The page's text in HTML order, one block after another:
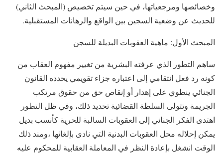
وخصائصها ومرجعياتها، في حين سيتم تخصيص (المبحث الثاني)
للحديث عن وضعية السجين بين الواقع والرهانات المستقبلية.
المبحث الأول: ماهية العقوبات البديلة للسجن
ساهم التطور الذي عرفته البشرية من تغيير مفهوم العقاب من
كونه رد فعل انتقامي إلى اعتباره جزاء تقويمي يحدده القانون
الجنائي ينطوي على إهدار أو إنقاص حق من حقوق مرتكب
الجريمة وتتولى السلطة القضائية تحديد ذلك، وفي ظل التطور
اهتدى الفكر الجنائي إلى العقوبات السالبة للحرية كأنسب بديل
يمكن إحلاله محل العقوبات البدنية التي نادى بإلغائها ،ومند ذلك
الوقت انشغل بإعادة النظر في المعاملة العقابية للمحكوم عليه